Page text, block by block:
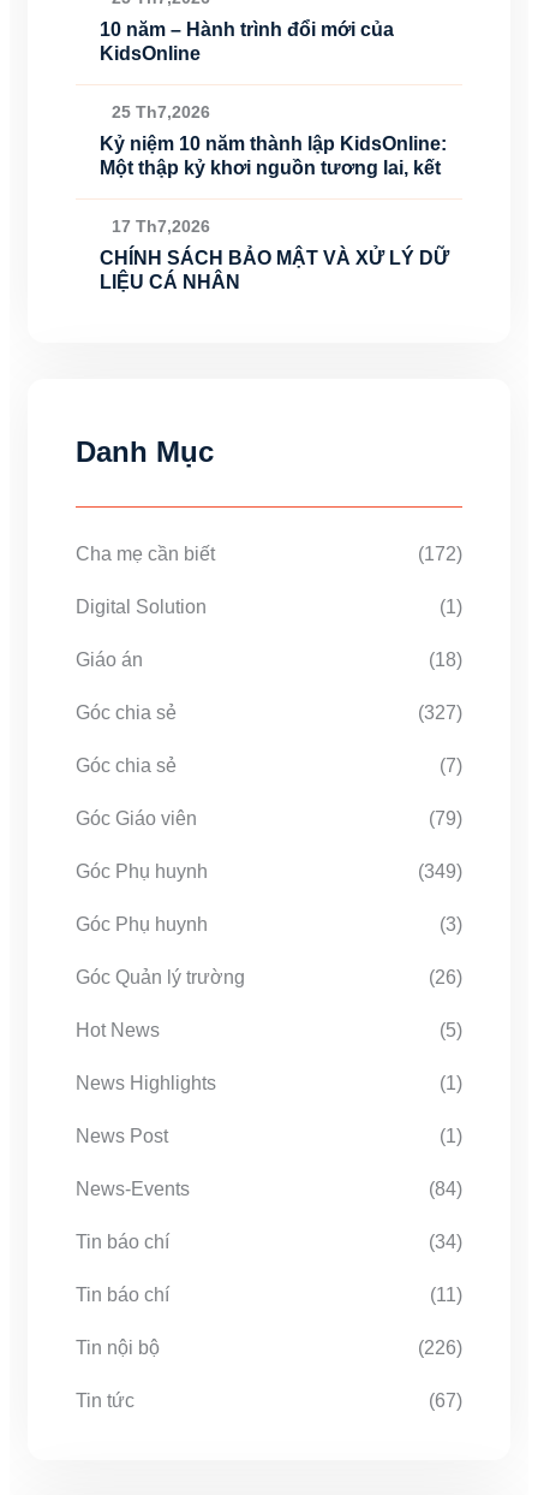
10 năm – Hành trình đổi mới của
KidsOnline
25 Th7,2026
Kỷ niệm 10 năm thành lập KidsOnline:
Một thập kỷ khơi nguồn tương lai, kết
17 Th7,2026
CHÍNH SÁCH BẢO MẬT VÀ XỬ LÝ DỮ
LIỆU CÁ NHÂN
Danh Mục
Cha mẹ cần biết (172)
Digital Solution (1)
Giáo án (18)
Góc chia sẻ (327)
Góc chia sẻ (7)
Góc Giáo viên (79)
Góc Phụ huynh (349)
Góc Phụ huynh (3)
Góc Quản lý trường (26)
Hot News (5)
News Highlights (1)
News Post (1)
News-Events (84)
Tin báo chí (34)
Tin báo chí (11)
Tin nội bộ (226)
Tin tức (67)